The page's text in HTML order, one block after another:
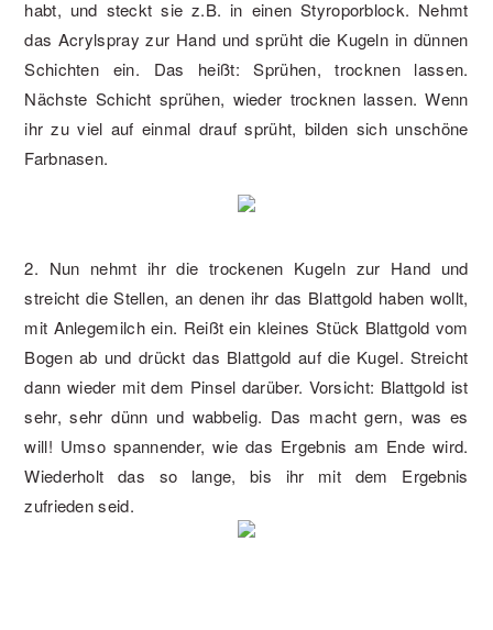
habt, und steckt sie z.B. in einen Styroporblock. Nehmt
das Acrylspray zur Hand und sprüht die Kugeln in dünnen
Schichten ein. Das heißt: Sprühen, trocknen lassen.
Nächste Schicht sprühen, wieder trocknen lassen. Wenn
ihr zu viel auf einmal drauf sprüht, bilden sich unschöne
Farbnasen.
2. Nun nehmt ihr die trockenen Kugeln zur Hand und
streicht die Stellen, an denen ihr das Blattgold haben wollt,
mit Anlegemilch ein. Reißt ein kleines Stück Blattgold vom
Bogen ab und drückt das Blattgold auf die Kugel. Streicht
dann wieder mit dem Pinsel darüber. Vorsicht: Blattgold ist
sehr, sehr dünn und wabbelig. Das macht gern, was es
will! Umso spannender, wie das Ergebnis am Ende wird.
Wiederholt das so lange, bis ihr mit dem Ergebnis
zufrieden seid.